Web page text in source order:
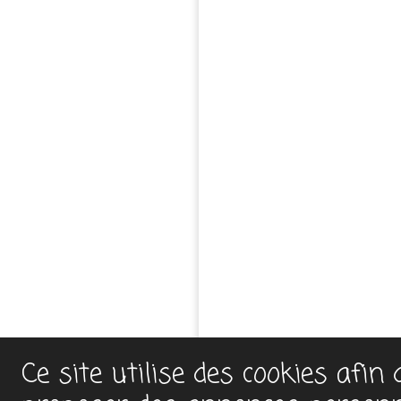
Ce site utilise des cookies afin